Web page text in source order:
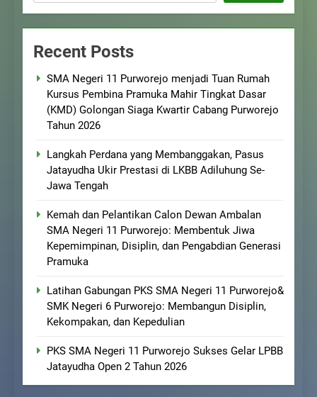
Recent Posts
SMA Negeri 11 Purworejo menjadi Tuan Rumah
Kursus Pembina Pramuka Mahir Tingkat Dasar
(KMD) Golongan Siaga Kwartir Cabang Purworejo
Tahun 2026
Langkah Perdana yang Membanggakan, Pasus
Jatayudha Ukir Prestasi di LKBB Adiluhung Se-
Jawa Tengah
Kemah dan Pelantikan Calon Dewan Ambalan
SMA Negeri 11 Purworejo: Membentuk Jiwa
Kepemimpinan, Disiplin, dan Pengabdian Generasi
Pramuka
Latihan Gabungan PKS SMA Negeri 11 Purworejo&
SMK Negeri 6 Purworejo: Membangun Disiplin,
Kekompakan, dan Kepedulian
PKS SMA Negeri 11 Purworejo Sukses Gelar LPBB
Jatayudha Open 2 Tahun 2026